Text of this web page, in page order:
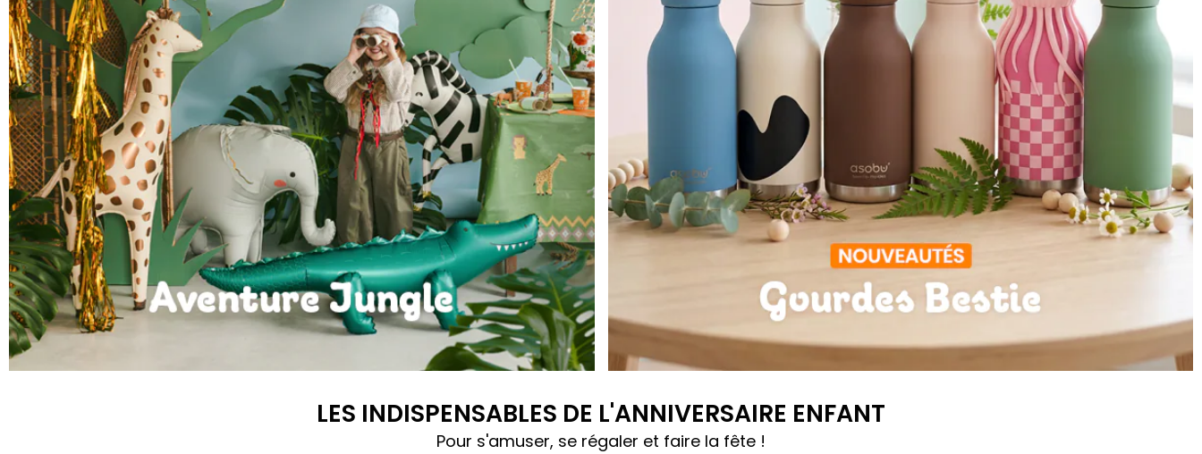
LES INDISPENSABLES DE L'ANNIVERSAIRE ENFANT
Pour s'amuser, se régaler et faire la fête !